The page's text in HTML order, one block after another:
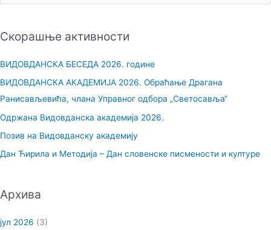
т
з
а
:
Скорашње активности
ВИДОВДАНСКА БЕСЕДА 2026. године
ВИДОВДАНСКА АКАДЕМИЈА 2026. Обраћање Драгана
Ранисављевића, члана Управног одбора „Светосавља“
Одржана Видовданска академија 2026.
Позив на Видовданску академију
Дан Ћирила и Методија – Дан словенске писмености и културе
Архива
јул 2026 (3)